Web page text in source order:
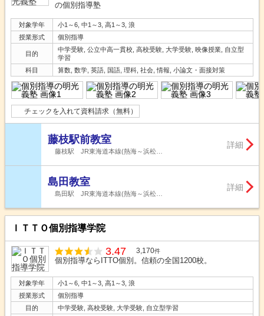
の個別指導塾
対象学年
小1～6, 中1～3, 高1～3, 浪
授業形式
個別指導
目的
中学受験, 公立中高一貫校, 高校受験, 大学受験, 映像授業, 自立型
学習
科目
算数, 数学, 英語, 国語, 理科, 社会, 情報, 小論文・面接対策
チェックを入れて資料請求（無料）
藤枝駅前教室
藤枝駅 JR東海道本線(熱海～浜松…
詳細
島田教室
島田駅 JR東海道本線(熱海～浜松…
詳細
ＩＴＴＯ個別指導学院
3.47 3,170件
個別指導ならITTO個別。信頼の全国1200校。
対象学年
小1～6, 中1～3, 高1～3, 浪
授業形式
個別指導
目的
中学受験, 高校受験, 大学受験, 自立型学習